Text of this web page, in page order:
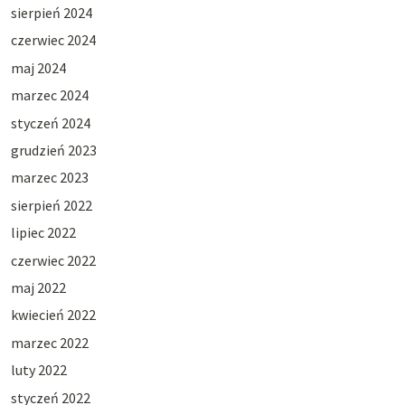
sierpień 2024
czerwiec 2024
maj 2024
marzec 2024
styczeń 2024
grudzień 2023
marzec 2023
sierpień 2022
lipiec 2022
czerwiec 2022
maj 2022
kwiecień 2022
marzec 2022
luty 2022
styczeń 2022